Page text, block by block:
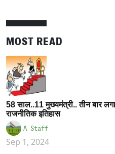
MOST READ
58 साल..11 मुख्यमंत्री.. तीन बार
राजनीतिक इतिहास
A Staff
Sep 1, 2024